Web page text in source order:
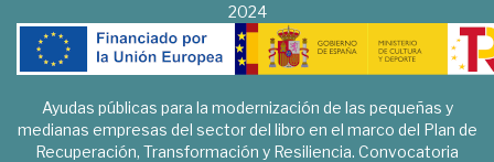
2024
Ayudas públicas para la modernización de las pequeñas y
medianas empresas del sector del libro en el marco del Plan de
Recuperación, Transformación y Resiliencia. Convocatoria